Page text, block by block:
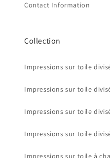
Contact Information
Collection
Impressions sur toile
Impressions sur toile
Impressions sur toile
Impressions sur toile
Impressions sur toile à